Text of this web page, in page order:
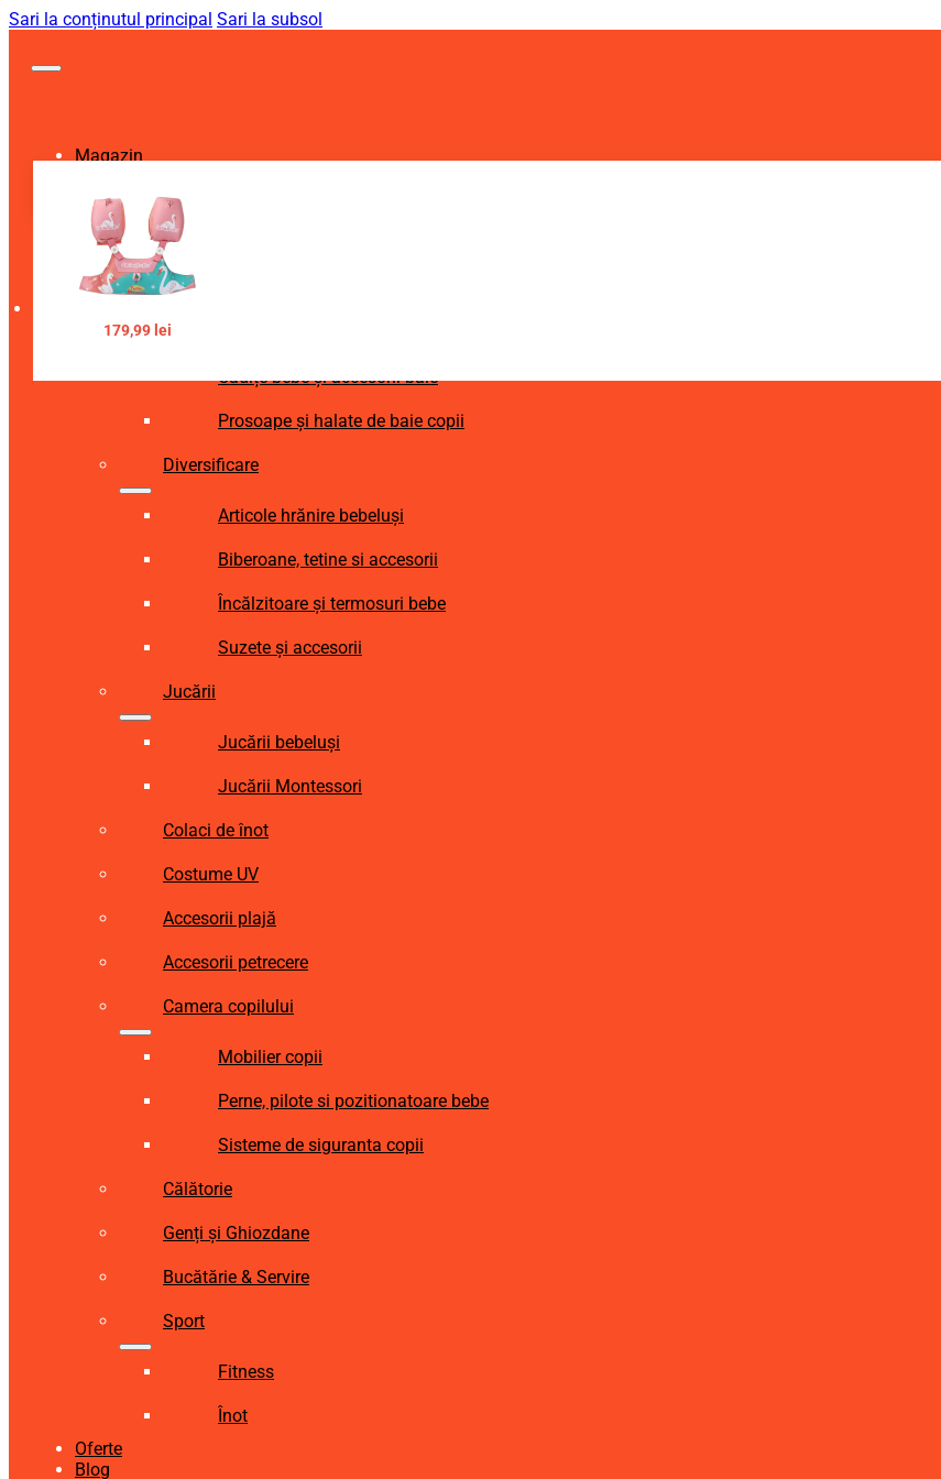
Sari la conținutul principal Sari la subsol
Magazin
Igienă și Sănătate
Cădițe bebe și accesorii baie
Prosoape și halate de baie copii
Diversificare
Articole hrănire bebeluși
Biberoane, tetine si accesorii
Încălzitoare și termosuri bebe
Suzete și accesorii
Jucării
Jucării bebeluși
Jucării Montessori
Colaci de înot
Costume UV
Accesorii plajă
Accesorii petrecere
Camera copilului
Mobilier copii
Perne, pilote si pozitionatoare bebe
Sisteme de siguranta copii
Călătorie
Genți și Ghiozdane
Bucătărie & Servire
Sport
Fitness
Înot
Oferte
Blog
179,99 lei